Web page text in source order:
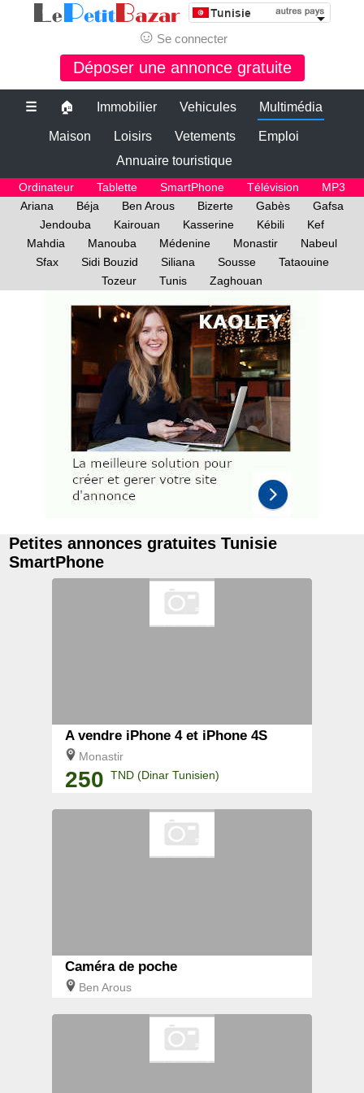
☺ Se connecter
Déposer une annonce gratuite
☰ 🏠 Immobilier Vehicules Multimédia
Maison Loisirs Vetements
Emploi
Annuaire touristique
Ordinateur Tablette SmartPhone Télévision
MP3
Ariana
Béja Ben Arous Bizerte Gabès
Gafsa
Jendouba
Kairouan Kasserine Kébili
Kef
Mahdia
Manouba Médenine Monastir
Nabeul
Sfax
Sidi Bouzid Siliana Sousse
Tataouine
Tozeur
Tunis Zaghouan
Petites annonces gratuites Tunisie
SmartPhone
A vendre iPhone 4 et iPhone 4S
Monastir
250 TND (Dinar Tunisien)
Caméra de poche
Ben Arous